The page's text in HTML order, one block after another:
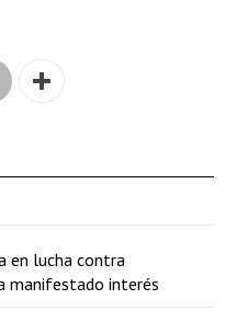
en lucha contra
manifestado interés